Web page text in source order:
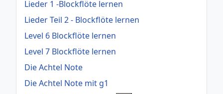
Lieder 1 -Blockflöte lernen
Lieder Teil 2 - Blockflöte lernen
Level 6 Blockflöte lernen
Level 7 Blockflöte lernen
Die Achtel Note
Die Achtel Note mit g1